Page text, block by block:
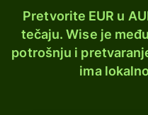
Pretvorite EUR u
tečaju. Wise je
potrošnju i
ima